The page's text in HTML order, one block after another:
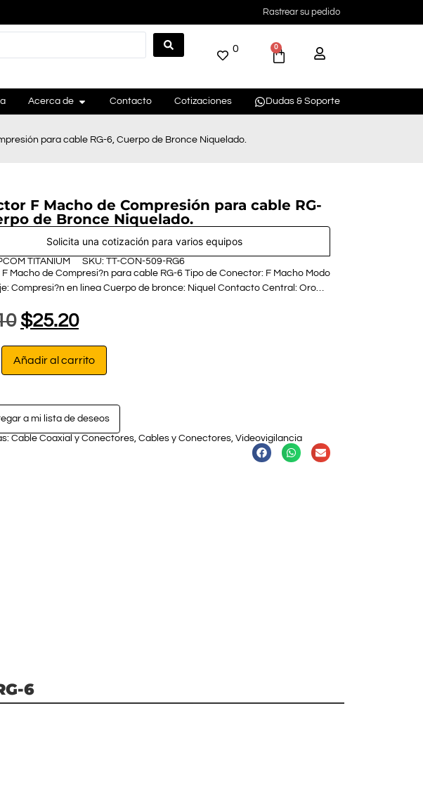
Rastrear su pedido
0 0
Acerca de Contacto Cotizaciones Dudas & Soporte
para cable RG-6, Cuerpo de Bronce Niquelado.
F Macho de Compresión para cable RG-
de Bronce Niquelado.
Solicita una cotización para varios equipos
TITANIUM
SKU: TT-CON-509-RG6
Macho de Compresi?n para cable RG-6 Tipo de Conector: F Macho Modo
Compresi?n en linea Cuerpo de bronce: Niquel Contacto Central: Oro…
$25.20
Añadir al carrito
a mi lista de deseos
Cable Coaxial y Conectores, Cables y Conectores, Videovigilancia
6